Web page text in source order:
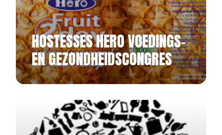
HOSTESSES HERO VOEDINGS-
EN GEZONDHEIDSCONGRES